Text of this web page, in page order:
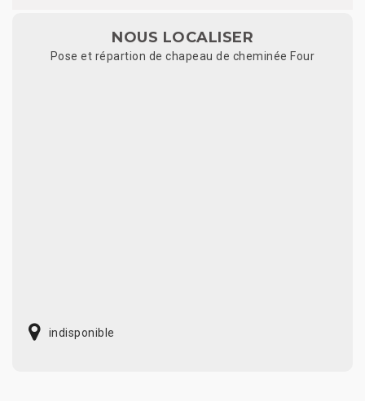
NOUS LOCALISER
Pose et répartion de chapeau de cheminée Four
indisponible